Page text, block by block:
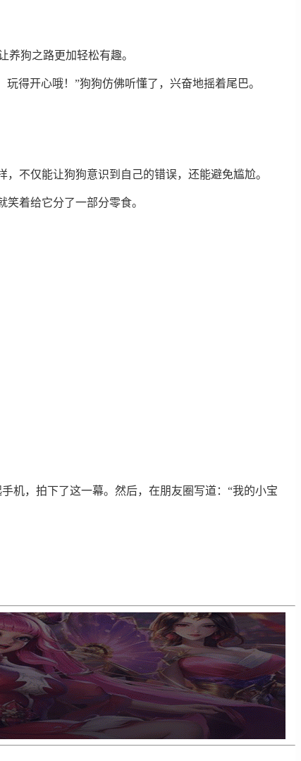
养狗之路更加轻松有趣。
得开心哦！”狗狗仿佛听懂了，兴奋地摇着尾巴。
不仅能让狗狗意识到自己的错误，还能避免尴尬。
着给它分了一部分零食。
机，拍下了这一幕。然后，在朋友圈写道：“我的小宝